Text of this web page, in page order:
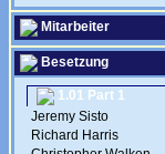
Mitarbeiter
Besetzung
1.01 Part 1
Jeremy Sisto
Richard Harris